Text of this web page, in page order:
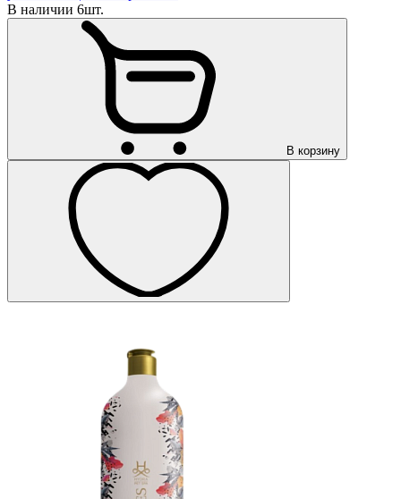
В наличии 6шт.
В корзину